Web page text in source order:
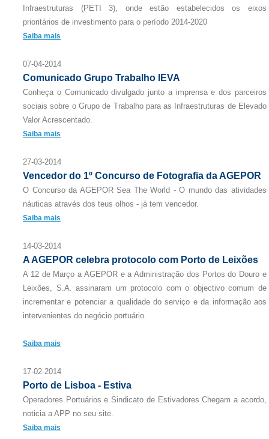
Infraestruturas (PETI 3), onde estão estabelecidos os eixos
prioritários de investimento para o período 2014-2020
Saiba mais
07-04-2014
Comunicado Grupo Trabalho IEVA
Conheça o Comunicado divulgado junto a imprensa e dos parceiros
sociais sobre o Grupo de Trabalho para as Infraestruturas de Elevado
Valor Acrescentado.
Saiba mais
27-03-2014
Vencedor do 1º Concurso de Fotografia da AGEPOR
O Concurso da AGEPOR Sea The World - O mundo das atividades
náuticas através dos teus olhos - já tem vencedor.
Saiba mais
14-03-2014
A AGEPOR celebra protocolo com Porto de Leixões
A 12 de Março a AGEPOR e a Administração dos Portos do Douro e
Leixões, S.A. assinaram um protocolo com o objectivo comum de
incrementar e potenciar a qualidade do serviço e da informação aos
intervenientes do negócio portuário.
Saiba mais
17-02-2014
Porto de Lisboa - Estiva
Operadores Portuários e Sindicato de Estivadores Chegam a acordo,
noticia a APP no seu site.
Saiba mais